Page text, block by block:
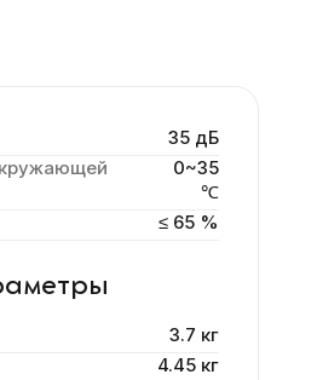
35 дБ
0~35
℃
≤ 65 %
3.7 кг
4.45 кг